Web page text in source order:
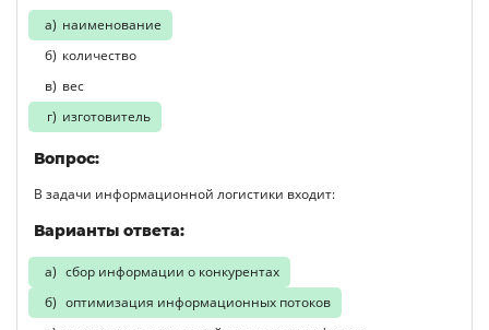
наименование
количество
вес
изготовитель
Вопрос:
В задачи информационной логистики входит:
Варианты ответа:
сбор информации о конкурентах
оптимизация информационных потоков